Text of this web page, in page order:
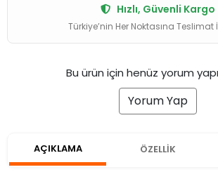
Hızlı, Güvenli Kargo
Türkiye’nin Her Noktasına Teslimat
Bu ürün için henüz yorum
Yorum Yap
AÇIKLAMA ÖZELLİK